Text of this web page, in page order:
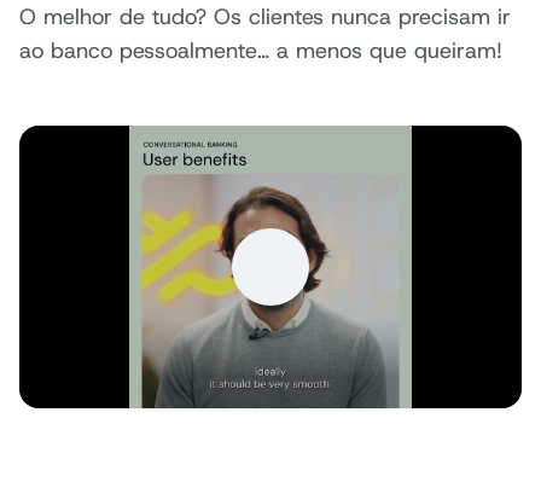
O melhor de tudo? Os clientes nunca precisam ir
ao banco pessoalmente… a menos que queiram!